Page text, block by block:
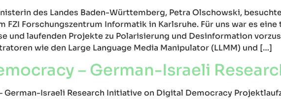
des Landes Baden-Württemberg, Petra Olschowski,
FZI Forschungszentrum Informatik in Karlsruhe. Für uns war es
und laufenden Projekte zu Polarisierung und Desinformation
wie den Large Language Media Manipulator (LLMM) und […]
– German-Israeli
German-Israeli Research Initiative on Digital Democracy